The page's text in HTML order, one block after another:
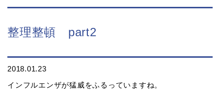
整理整頓 part2
2018.01.23
インフルエンザが猛威をふるっていますね。